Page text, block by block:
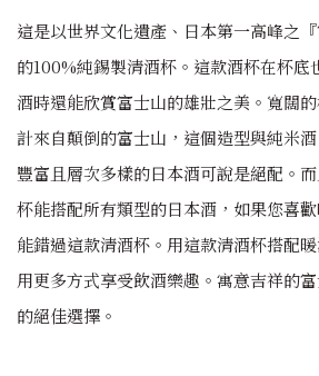
這是以世界文化遺產、日本第一高峰之
的100%純錫製清酒杯。這款酒杯在杯底
酒時還能欣賞富士山的雄壯之美。寬闊
計來自顛倒的富士山，這個造型與純米
豐富且層次多樣的日本酒可說是絕配。
杯能搭配所有類型的日本酒，如果您喜
能錯過這款清酒杯。用這款清酒杯搭配
用更多方式享受飲酒樂趣。寓意吉祥的
的絕佳選擇。